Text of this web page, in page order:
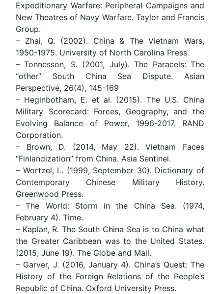
Expeditionary Warfare: Peripheral Campaigns and
New Theatres of Navy Warfare. Taylor and Francis
Group.
– Zhai, Q. (2002). China & The Vietnam Wars,
1950-1975. University of North Carolina Press.
– Tonnesson, S. (2001, July). The Paracels: The
“other” South China Sea Dispute. Asian
Perspective, 26(4), 145-169
– Heginbotham, E. et al. (2015). The U.S. China
Military Scorecard: Forces, Geography, and the
Evolving Balance of Power, 1996-2017. RAND
Corporation.
– Brown, D. (2014, May 22). Vietnam Faces
“Finlandization” from China. Asia Sentinel.
– Wortzel, L. (1999, September 30). Dictionary of
Contemporary Chinese Military History.
Greenwood Press.
– The World: Storm in the China Sea. (1974,
February 4). Time.
– Kaplan, R. The South China Sea is to China what
the Greater Caribbean was to the United States.
(2015, June 19). The Globe and Mail.
– Garver, J. (2016, January 4). China’s Quest: The
History of the Foreign Relations of the People’s
Republic of China. Oxford University Press.